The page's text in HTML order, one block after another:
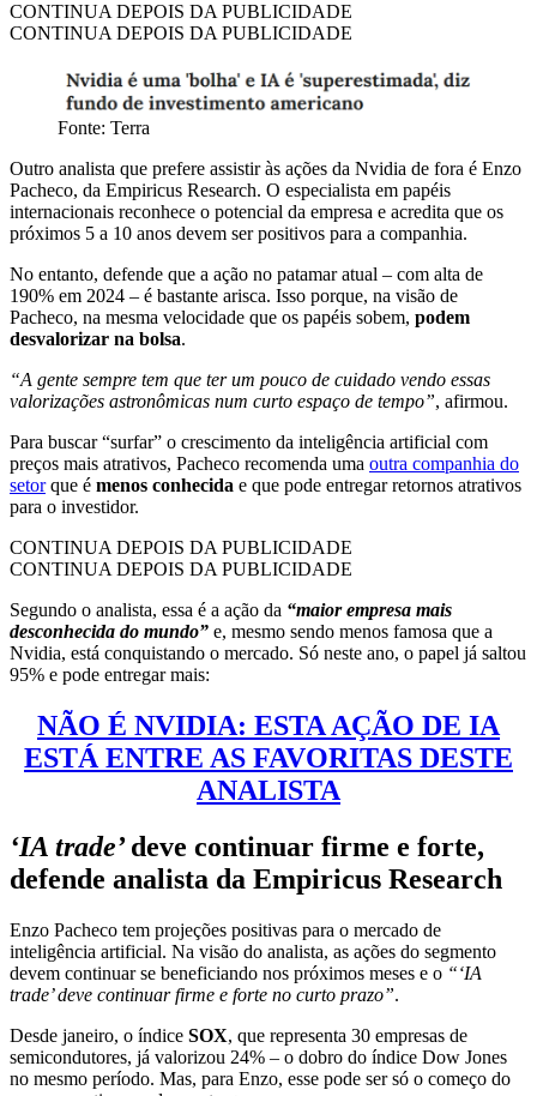
CONTINUA DEPOIS DA PUBLICIDADE
CONTINUA DEPOIS DA PUBLICIDADE
Fonte: Terra
Outro analista que prefere assistir às ações da Nvidia de fora é Enzo
Pacheco, da Empiricus Research. O especialista em papéis
internacionais reconhece o potencial da empresa e acredita que os
próximos 5 a 10 anos devem ser positivos para a companhia.
No entanto, defende que a ação no patamar atual – com alta de
190% em 2024 – é bastante arisca. Isso porque, na visão de
Pacheco, na mesma velocidade que os papéis sobem, podem
desvalorizar na bolsa.
“A gente sempre tem que ter um pouco de cuidado vendo essas
valorizações astronômicas num curto espaço de tempo”, afirmou.
Para buscar “surfar” o crescimento da inteligência artificial com
preços mais atrativos, Pacheco recomenda uma outra companhia do
setorque é menos conhecida e que pode entregar retornos atrativos
para o investidor.
CONTINUA DEPOIS DA PUBLICIDADE
CONTINUA DEPOIS DA PUBLICIDADE
Segundo o analista, essa é a ação da “maior empresa mais
desconhecida do mundo” e, mesmo sendo menos famosa que a
Nvidia, está conquistando o mercado. Só neste ano, o papel já saltou
95% e pode entregar mais:
NÃO É NVIDIA: ESTA AÇÃO DE IA
ESTÁ ENTRE AS FAVORITAS DESTE
ANALISTA
‘IA trade’deve continuar firme e forte,
defende analista da Empiricus Research
Enzo Pacheco tem projeções positivas para o mercado de
inteligência artificial. Na visão do analista, as ações do segmento
devem continuar se beneficiando nos próximos meses e o “‘IA
trade’ deve continuar firme e forte no curto prazo”.
Desde janeiro, o índice SOX, que representa 30 empresas de
semicondutores, já valorizou 24% – o dobro do índice Dow Jones
no mesmo período. Mas, para Enzo, esse pode ser só o começo do